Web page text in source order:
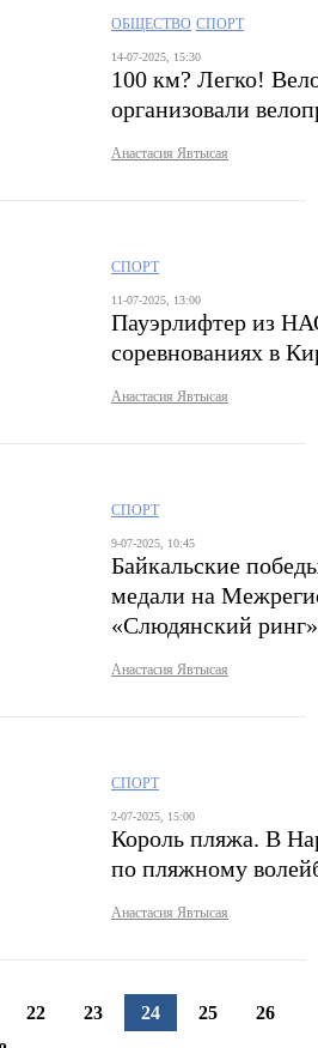
ОБЩЕСТВО СПОРТ
14-07-2025, 15:30
100 км? Легко!
организовали
Анастасия Явтысая
СПОРТ
11-07-2025, 13:00
Пауэрлифтер из
соревнованиях в
Анастасия Явтысая
СПОРТ
9-07-2025, 10:45
Байкальские
медали на
«Слюдянский ринг»
Анастасия Явтысая
СПОРТ
2-07-2025, 15:00
Король пляжа. В
по пляжному
Анастасия Явтысая
22 23 24 25
26